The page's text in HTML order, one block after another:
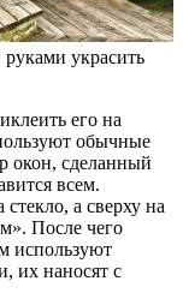
украсить
его на
обычные
окон, сделанный
всем.
а сверху на
После чего
используют
их наносят с